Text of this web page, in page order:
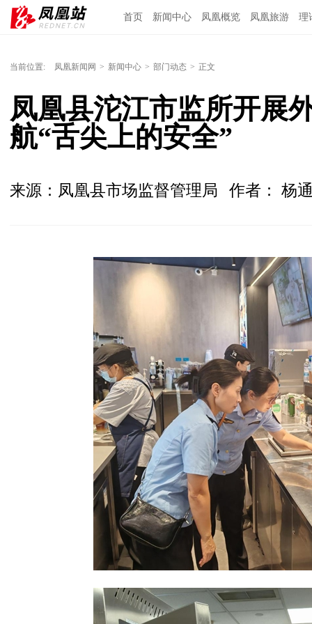
首页 新闻中心 凤凰概览 凤凰旅游 理
当前位置: 凤凰新闻网 > 新闻中心 > 部门动态 > 正文
凤凰县沱江市监所开展
航“舌尖上的安全”
来源：凤凰县市场监督管理局 作者： 杨